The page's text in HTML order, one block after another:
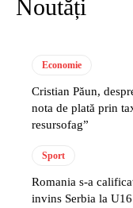
Noutăți
Economie
Cristian Păun,
nota de plată prin
resursofag”
Sport
Romania s-a
invins Serbia la U16